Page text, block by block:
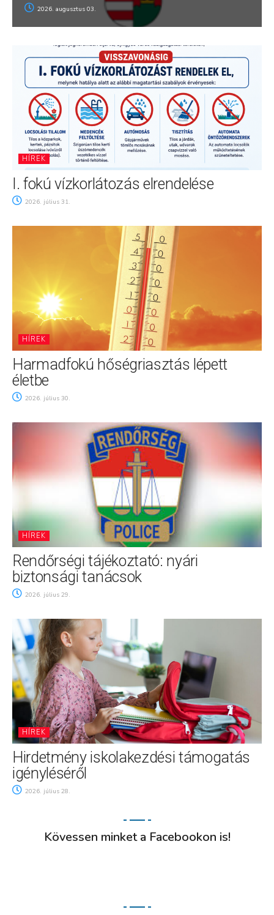
2026. augusztus 03.
HÍREK
I. fokú vízkorlátozás elrendelése
2026. július 31.
HÍREK
Harmadfokú hőségriasztás lépett
életbe
2026. július 30.
HÍREK
Rendőrségi tájékoztató: nyári
biztonsági tanácsok
2026. július 29.
HÍREK
Hirdetmény iskolakezdési támogatás
igényléséről
2026. július 28.
Kövessen minket a Facebookon is!